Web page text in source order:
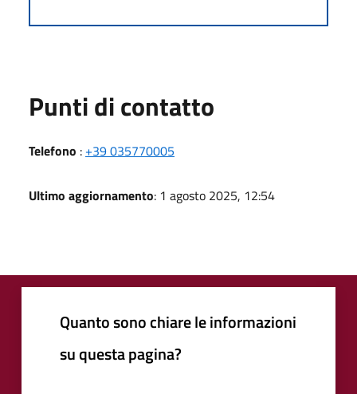
Punti di contatto
Telefono : +39 035770005
Ultimo aggiornamento: 1 agosto 2025, 12:54
Quanto sono chiare le informazioni
su questa pagina?